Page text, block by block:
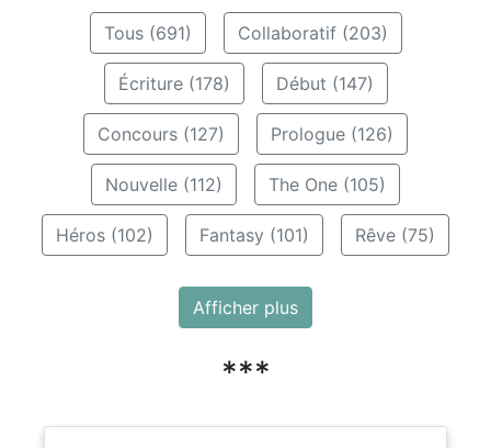
Tous (691) Collaboratif (203)
Écriture (178) Début (147)
Concours (127) Prologue (126)
Nouvelle (112) The One (105)
Héros (102) Fantasy (101) Rêve (75)
Afficher plus
***